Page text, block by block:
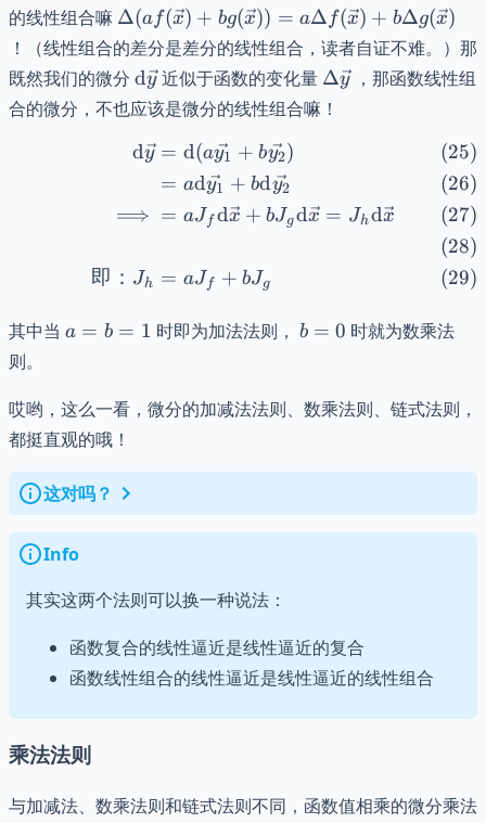
的线性组合嘛 \Delta
(af(\vec{x})+bg(\vec{x}))=
a\Delta f(\vec{x}) +
b\Delta g(\vec{x})
Δ(af(x) + bg(x)) = aΔ f(x) + bΔg(x)
！（线性组合的差分是差分的线性组合，读者自证不难。）那
既然我们的微分 \mathrm{d}\vec{y}
dy近似于函数的变化量 \Delta
\vec{y}
Δy，那函数线性组
合的微分，不也应该是微分的线性组合嘛！
\begin{align}
dy
⟹
即： Jh
= d(ay1 + by2)
= ady1 + bdy2
= aJf dx + bJgdx = Jhdx
= aJf + bJg
其中当 a
=
1
a = b = 1 时即为加法法则， b
b = 0 时就为数乘法
则。
哎哟，这么一看，微分的加减法法则、数乘法则、链式法则，
都挺直观的哦！
这对吗？
Info
其实这两个法则可以换一种说法：
函数复合的线性逼近是线性逼近的复合
函数线性组合的线性逼近是线性逼近的线性组合
乘法法则
与加减法、数乘法则和链式法则不同，函数值相乘的微分乘法